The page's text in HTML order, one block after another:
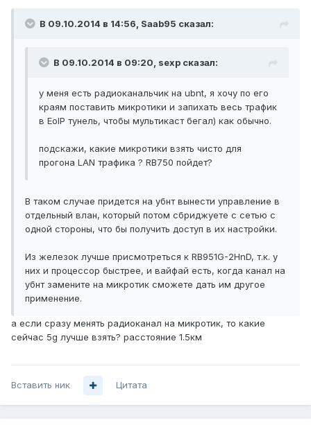
В 09.10.2014 в 14:56, Saab95 сказал:
В 09.10.2014 в 09:20, sexp сказал:
у меня есть радиоканальчик на ubnt, я хочу по его
краям поставить микротики и запихать весь трафик
в EoIP тунель, чтобы мультикаст бегал) как обычно.
подскажи, какие микротики взять чисто для
прогона LAN трафика ? RB750 пойдет?
В таком случае придется на убнт вынести управление в
отдельный влан, который потом сбриджуете с сетью с
одной стороны, что бы получить доступ в их настройки.
Из железок лучше присмотреться к RB951G-2HnD, т.к. у
них и процессор быстрее, и вайфай есть, когда канал на
убнт замените на микротик сможете дать им другое
применение.
а если сразу менять радиоканал на микротик, то какие
сейчас 5g лучше взять? расстояние 1.5км
Вставить ник Цитата